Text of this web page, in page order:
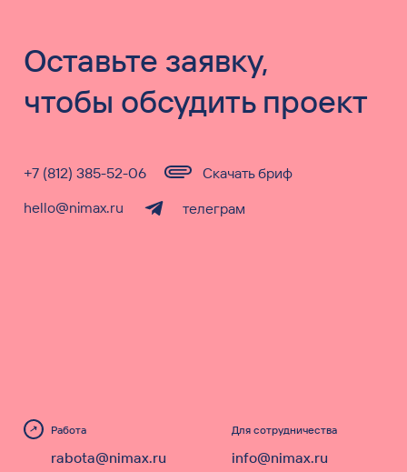
Оставьте заявку,
чтобы обсудить проект
hello@nimax.ru
+7 (812) 385-52-06
телеграм
Скачать бриф
Работа
rabota@nimax.ru
Для сотрудничества
info@nimax.ru